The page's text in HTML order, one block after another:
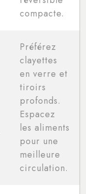
compacte.
Préférez
clayettes
en verre et
tiroirs
profonds.
Espacez
les aliments
pour une
meilleure
circulation.